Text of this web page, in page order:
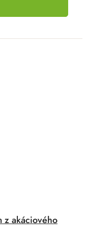
z akáciového